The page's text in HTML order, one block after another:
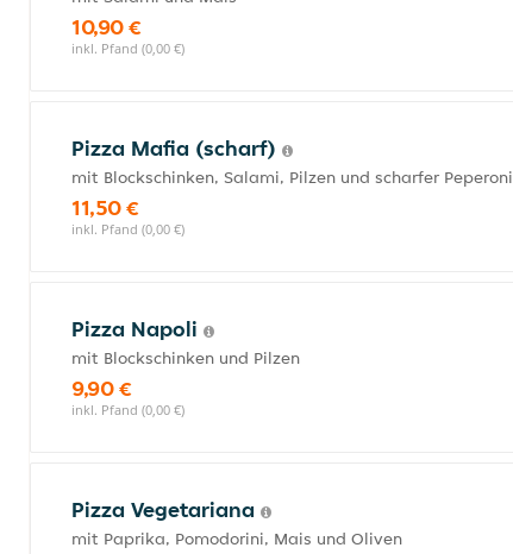
10,90 €
inkl. Pfand (0,00 €)
Pizza Mafia (scharf)
mit Blockschinken, Salami, Pilzen und scharfer Peperoni
11,50 €
inkl. Pfand (0,00 €)
Pizza Napoli
mit Blockschinken und Pilzen
9,90 €
inkl. Pfand (0,00 €)
Pizza Vegetariana
mit Paprika, Pomodorini, Mais und Oliven